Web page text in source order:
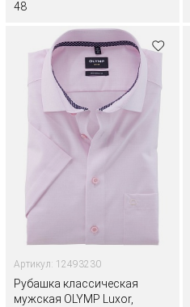
48
Артикул: 12493230
Рубашка классическая
мужская OLYMP Luxor,